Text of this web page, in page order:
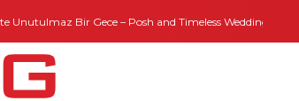
Bir Gece – Posh and Timeless Weddings